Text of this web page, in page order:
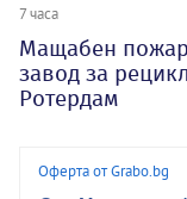
7 часа
Мащабен
завод за
Ротердам
Оферта от Grabo.bg